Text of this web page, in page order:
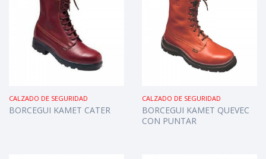
CALZADO DE SEGURIDAD
BORCEGUI KAMET CATER
CALZADO DE SEGURIDAD
BORCEGUI KAMET QUEVEC
CON PUNTAR